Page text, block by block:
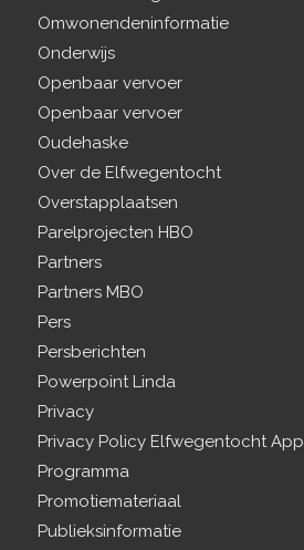
Omwonendeninformatie
Onderwijs
Openbaar vervoer
Openbaar vervoer
Oudehaske
Over de Elfwegentocht
Overstapplaatsen
Parelprojecten HBO
Partners
Partners MBO
Pers
Persberichten
Powerpoint Linda
Privacy
Privacy Policy Elfwegentocht App
Programma
Promotiemateriaal
Publieksinformatie